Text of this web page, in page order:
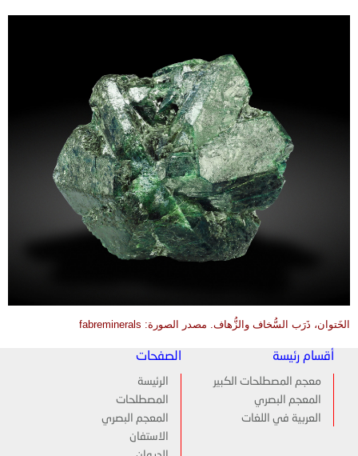
الخَتوان، ذَرَب السُّخاف والزُّهاف. مصدر الصورة: fabreminerals
أقسام رئيسة
معجم المصطلحات الكبير
المعجم البصري
العربية في اللغات
الصفحات
الرئيسة
المصطلحات
المعجم البصري
الاستفان